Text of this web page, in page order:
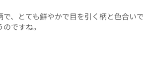
、とても鮮やかで目を引く柄と色合いで
ですね。